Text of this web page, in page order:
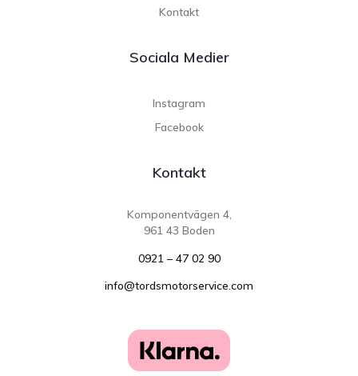
Kontakt
Sociala Medier
Instagram
Facebook
Kontakt
Komponentvägen 4,
961 43 Boden
0921 – 47 02 90
info@tordsmotorservice.com